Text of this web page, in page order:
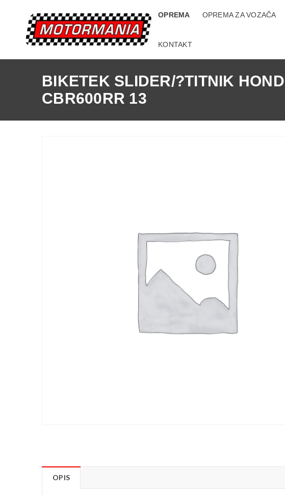
OPREMA OPREMA ZA VOZAČA
KONTAKT
BIKETEK SLIDER/?TITNIK
CBR600RR 13
OPIS